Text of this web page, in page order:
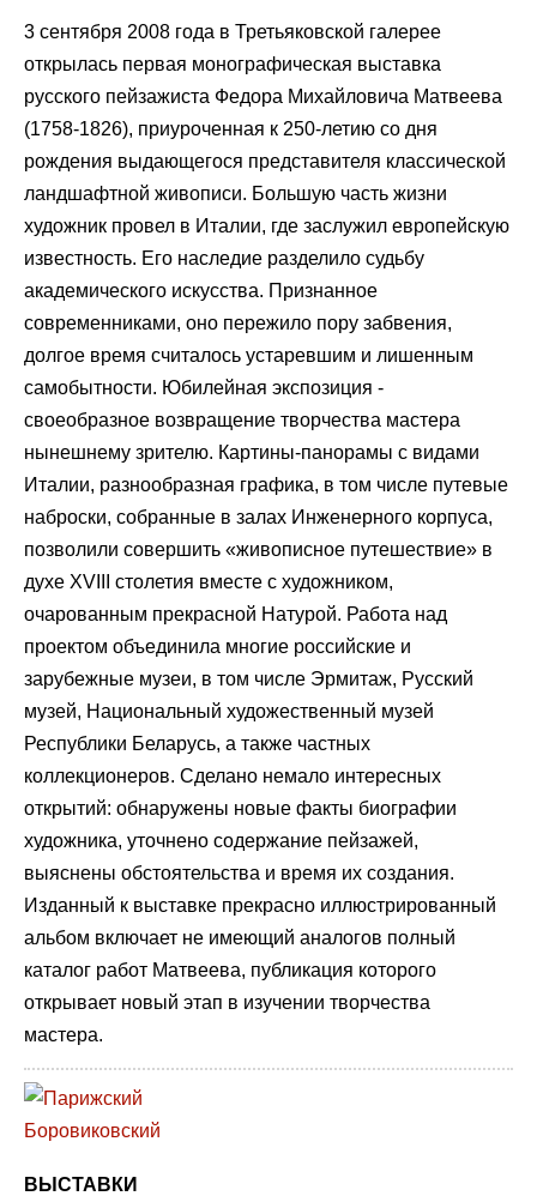
3 сентября 2008 года в Третьяковской галерее
открылась первая монографическая выставка
русского пейзажиста Федора Михайловича Матвеева
(1758-1826), приуроченная к 250-летию со дня
рождения выдающегося представителя классической
ландшафтной живописи. Большую часть жизни
художник провел в Италии, где заслужил европейскую
известность. Его наследие разделило судьбу
академического искусства. Признанное
современниками, оно пережило пору забвения,
долгое время считалось устаревшим и лишенным
самобытности. Юбилейная экспозиция -
своеобразное возвращение творчества мастера
нынешнему зрителю. Картины-панорамы с видами
Италии, разнообразная графика, в том числе путевые
наброски, собранные в залах Инженерного корпуса,
позволили совершить «живописное путешествие» в
духе XVIII столетия вместе с художником,
очарованным прекрасной Натурой. Работа над
проектом объединила многие российские и
зарубежные музеи, в том числе Эрмитаж, Русский
музей, Национальный художественный музей
Республики Беларусь, а также частных
коллекционеров. Сделано немало интересных
открытий: обнаружены новые факты биографии
художника, уточнено содержание пейзажей,
выяснены обстоятельства и время их создания.
Изданный к выставке прекрасно иллюстрированный
альбом включает не имеющий аналогов полный
каталог работ Матвеева, публикация которого
открывает новый этап в изучении творчества
мастера.
ВЫСТАВКИ